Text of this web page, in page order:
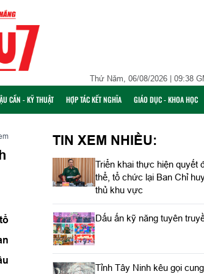
Thứ Năm, 06/08/2026 | 09:38
CẦN - KỸ THUẬT HỢP TÁC KẾT NGHĨA GIÁO DỤC - KHOA HỌC
TIN XEM NHIỀU:
Triển khai thực hiện quyết
thể, tổ chức lại Ban Chỉ
thủ khu vực
Dấu ấn kỹ năng tuyên
Tỉnh Tây Ninh kêu gọi